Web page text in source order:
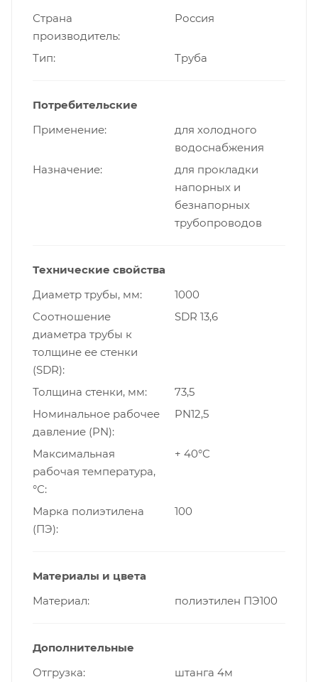
Страна
производитель
Россия
Тип Труба
Потребительские
Применение
для холодного
водоснабжения
Назначение
для прокладки
напорных и
безнапорных
трубопроводов
Технические свойства
Диаметр трубы, мм
1000
Cоотношение
диаметра трубы к
толщине ее стенки
(SDR)
SDR 13,6
Толщина стенки, мм
73,5
Номинальное рабочее
давление (PN)
PN12,5
Максимальная
рабочая температура,
°С
+ 40°С
Марка полиэтилена
(ПЭ)
100
Материалы и цвета
Материал
полиэтилен ПЭ100
Дополнительные
Отгрузка
штанга 4м